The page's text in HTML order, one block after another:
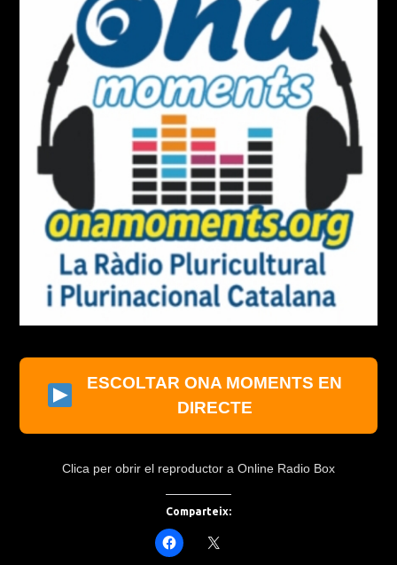
ESCOLTAR ONA MOMENTS EN
DIRECTE
Clica per obrir el reproductor a Online Radio Box
Comparteix: